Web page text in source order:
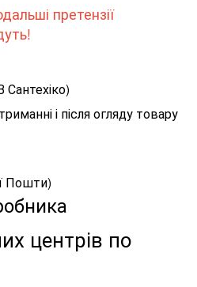
претензії
і після огляду товару
Пошти)
центрів по